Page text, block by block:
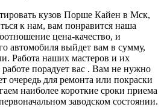
кузов Порше Кайен в Мск,
к нам, вам понравится наша
цена-качество, и
автомобиля выйдет вам в сумму,
Работа наших мастеров и их
порадует вас . Вам не нужно
очередь для ремонта или покраски
наиболее короткие сроки приема
заводском состоянии.